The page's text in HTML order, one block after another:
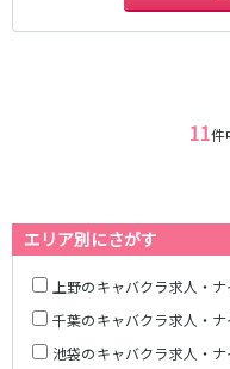
11件
エリア別にさがす
上野のキャバクラ求人・
千葉のキャバクラ求人・
池袋のキャバクラ求人・
東京メトロ千代田線
湯島駅
町屋駅